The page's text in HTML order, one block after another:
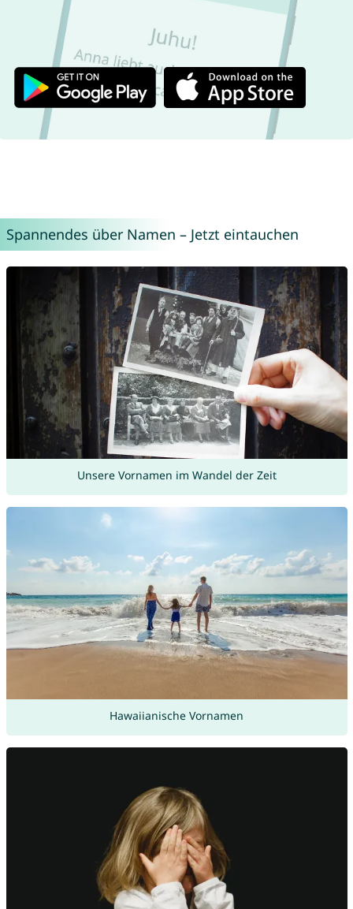
Spannendes über Namen – Jetzt eintauchen
Unsere Vornamen im Wandel der Zeit
Hawaiianische Vornamen